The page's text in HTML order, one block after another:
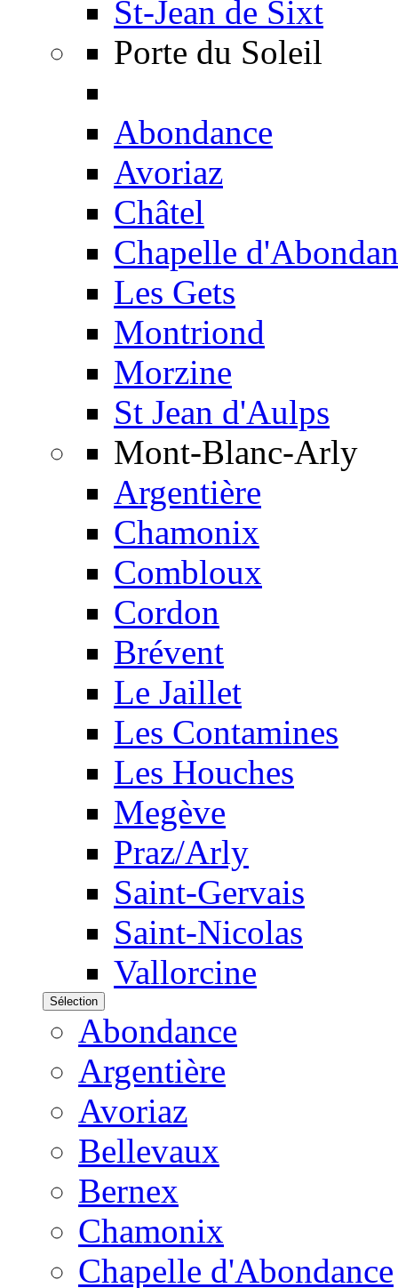
St-Jean de Sixt
Porte du Soleil
Abondance
Avoriaz
Châtel
Chapelle
Les Gets
Montriond
Morzine
St Jean d'Aulps
Mont-Blanc-Arly
Argentière
Chamonix
Combloux
Cordon
Brévent
Le Jaillet
Les Contamines
Les Houches
Megève
Praz/Arly
Saint-Gervais
Saint-Nicolas
Vallorcine
Sélection
Abondance
Argentière
Avoriaz
Bellevaux
Bernex
Chamonix
Chapelle d'Abondance